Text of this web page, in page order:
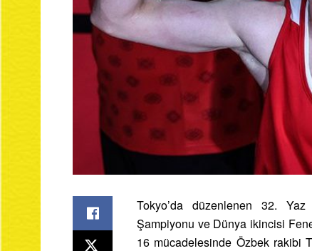
Tokyo’da düzenlenen 32.
Şampiyonu ve Dünya ikincisi
16 mücadelesinde Özbek rakibi